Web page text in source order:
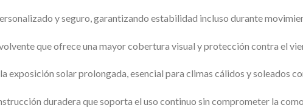
y seguro, garantizando estabilidad incluso durante
que ofrece una mayor cobertura visual y protección contra el
exposición solar prolongada, esencial para climas cálidos y soleados
duradera que soporta el uso continuo sin comprometer la